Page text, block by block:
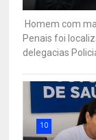
Homem com
Penais foi
delegacias
10